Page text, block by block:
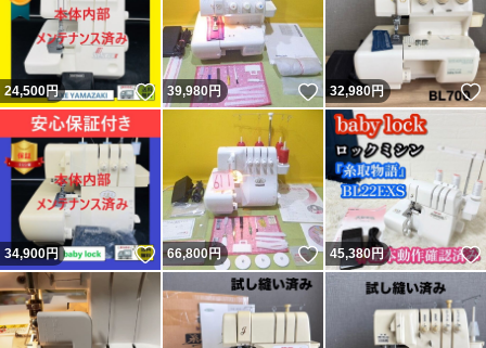
24,500円 いいね！
39,980円 いいね！
32,980円
34,900円 いいね！
66,800円 いいね！
45,380円